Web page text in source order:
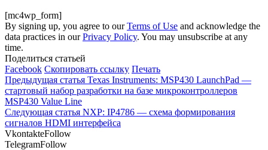
[mc4wp_form]
By signing up, you agree to ourTerms of Use and acknowledge the
data practices in ourPrivacy Policy. You may unsubscribe at any
time.
Поделиться статьей
Facebook Скопировать ссылку Печать
Предыдущая статья Texas Instruments: MSP430 LaunchPad —
стартовый набор разработки на базе микроконтроллеров
MSP430 Value Line
Следующая статья NXP: IP4786 — схема формирования
сигналов HDMI интерфейса
VkontakteFollow
TelegramFollow